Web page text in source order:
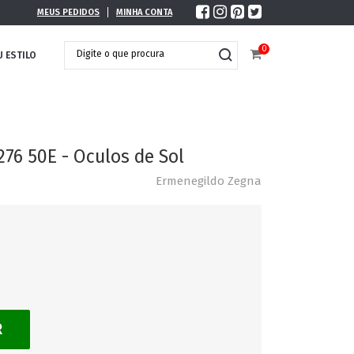
MEUS PEDIDOS MINHA CONTA
ESTILO
0
50E - Oculos de Sol
Ermenegildo Zegna